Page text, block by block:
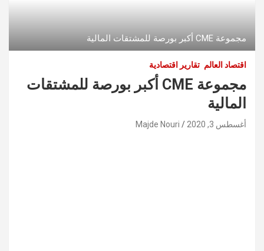
مجموعة CME أكبر بورصة للمشتقات المالية
اقتصاد العالم تقارير اقتصادية
مجموعة CME أكبر بورصة للمشتقات
المالية
أغسطس 3, 2020 Majde Nouri